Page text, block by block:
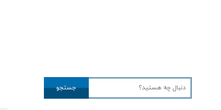
جستجو